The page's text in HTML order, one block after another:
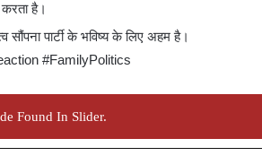
है।
सौंपना पार्टी के भविष्य के लिए अहम है।
#FamilyPolitics
Found In Slider.